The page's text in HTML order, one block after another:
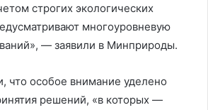
строгих экологических
многоуровневую
— заявили в Минприроды.
что особое внимание уделено
решений, «в которых —